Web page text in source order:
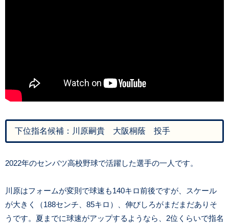
下位指名候補：川原嗣貴 大阪桐蔭 投手
2022年のセンバツ高校野球で活躍した選手の一人です。
川原はフォームが変則で球速も140キロ前後ですが、スケール
が大きく（188センチ、85キロ）、伸びしろがまだまだありそ
うです。夏までに球速がアップするようなら、2位くらいで指名